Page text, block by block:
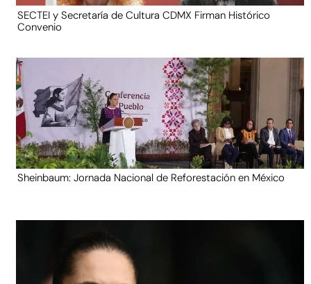
SECTEI y Secretaría de Cultura CDMX Firman Histórico
Convenio
Sheinbaum: Jornada Nacional de Reforestación en México